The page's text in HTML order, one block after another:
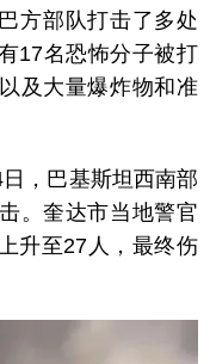
方部队打击了多处
17名恐怖分子被打
及大量爆炸物和准
，巴基斯坦西南部
。奎达市当地警官
升至27人，最终伤